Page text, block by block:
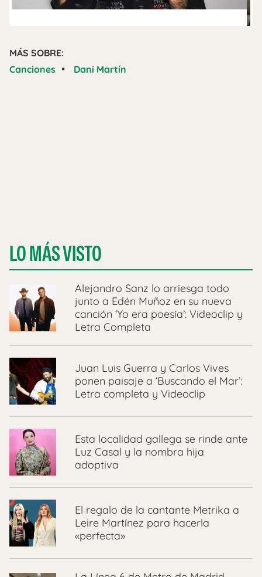
MÁS SOBRE:
Canciones • Dani Martín
LO MÁS VISTO
Alejandro Sanz lo arriesga todo
junto a Edén Muñoz en su nueva
canción ‘Yo era poesía’: Videoclip y
Letra Completa
Juan Luis Guerra y Carlos Vives
ponen paisaje a ‘Buscando el Mar’:
Letra completa y Videoclip
Esta localidad gallega se rinde ante
Luz Casal y la nombra hija
adoptiva
El regalo de la cantante Metrika a
Leire Martínez para hacerla
«perfecta»